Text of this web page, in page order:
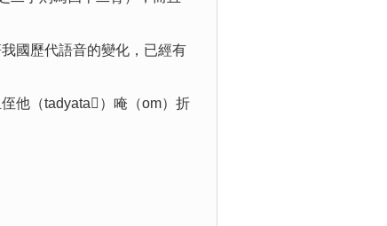
國歷代語音的變化，已經有
他（tadyata）唵（om）折